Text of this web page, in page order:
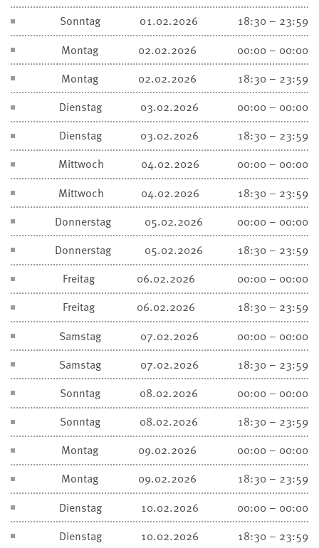
Sonntag
01.02.2026
18:30 – 23:59
Montag
02.02.2026
00:00 – 00:00
Montag
02.02.2026
18:30 – 23:59
Dienstag
03.02.2026
00:00 – 00:00
Dienstag
03.02.2026
18:30 – 23:59
Mittwoch
04.02.2026
00:00 – 00:00
Mittwoch
04.02.2026
18:30 – 23:59
Donnerstag
05.02.2026
00:00 – 00:00
Donnerstag
05.02.2026
18:30 – 23:59
Freitag
06.02.2026
00:00 – 00:00
Freitag
06.02.2026
18:30 – 23:59
Samstag
07.02.2026
00:00 – 00:00
Samstag
07.02.2026
18:30 – 23:59
Sonntag
08.02.2026
00:00 – 00:00
Sonntag
08.02.2026
18:30 – 23:59
Montag
09.02.2026
00:00 – 00:00
Montag
09.02.2026
18:30 – 23:59
Dienstag
10.02.2026
00:00 – 00:00
Dienstag
10.02.2026
18:30 – 23:59